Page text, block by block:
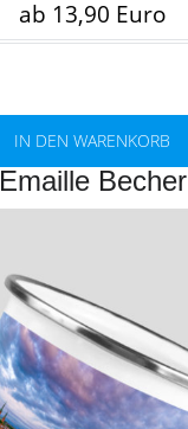
ab 13,90 Euro
IN DEN WARENKORB
Emaille Becher